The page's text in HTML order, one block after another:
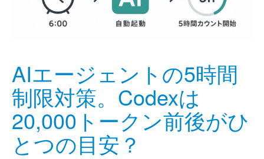
AIエージェントの5時間
制限対策。Codexは
20,000トークン前後がひ
とつの目安？